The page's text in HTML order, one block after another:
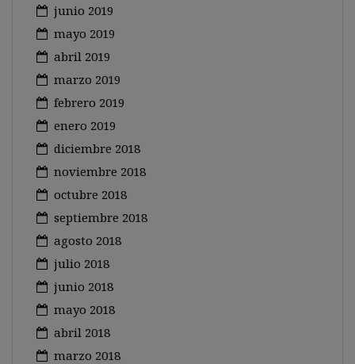
junio 2019
mayo 2019
abril 2019
marzo 2019
febrero 2019
enero 2019
diciembre 2018
noviembre 2018
octubre 2018
septiembre 2018
agosto 2018
julio 2018
junio 2018
mayo 2018
abril 2018
marzo 2018